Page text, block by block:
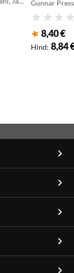
Gunnar Press
Hinnang
Klubihind:
8,40 €
Hind: 8,84